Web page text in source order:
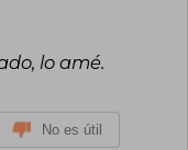
lo amé.
No es útil